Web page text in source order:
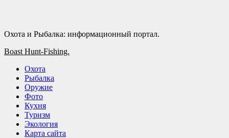
Охота и Рыбалка: информационный портал.
Основное
Boast Hunt-Fishing.
Охота
Рыбалка
Оружие
Фото
Кухня
Туризм
Экология
Карта сайта